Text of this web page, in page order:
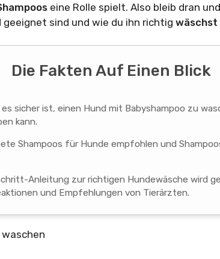
eine Rolle spielt. Also bleib dran
sind und wie du ihn richtig wäschst
Die Fakten Auf Einen Blick
sicher ist, einen Hund mit Babyshampoo zu
kann.
Shampoos für Hunde empfohlen und
Anleitung zur richtigen Hundewäsche wird
und Empfehlungen von Tierärzten.